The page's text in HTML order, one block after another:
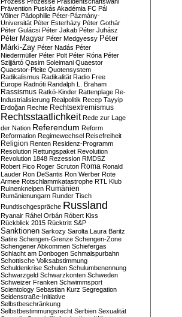
Prävention Puskás Akadémia FC Pál
Völner Pädophilie Péter-Pázmány-
Universität Péter Esterházy Péter Gothár
Péter Gulácsi Péter Jakab Péter Juhász
Péter Magyar Péter Medgyessy Péter
Márki-Zay Péter Nadás Péter
Niedermüller Péter Polt Péter Róna Péter
Szijjártó Qasim Soleimani Quaestor
Quaestor-Pleite Quotensystem
Radikalismus Radikalität Radio Free
Europe Radnóti Randalph L. Braham
Rassismus Ratkó-Kinder Rattenplage Re-
Industrialisierung Realpolitik Recep Tayyip
Erdoğan Rechte Rechtsextremismus
Rechtsstaatlichkeit Rede zur Lage
der Nation Referendum Reform
Reformation Regimewechsel Reisefreiheit
Religion Renten Residenz-Programm
Resolution Rettungspaket Revolution
Revolution 1848 Rezession RMDSZ
Robert Fico Roger Scruton Roma Ronald
Lauder Ron DeSantis Ron Werber Rote
Armee Rotschlammkatastrophe RTL Klub
Ruinenkneipen Rumänien
Rumänienungarn Runder Tisch
Rundtischgespräche Russland
Ryanair Ráhel Orbán Róbert Kiss
Rückblick 2015 Rücktritt S&P
Sanktionen Sarkozy Sarolta Laura Baritz
Satire Schengen-Grenze Schengen-Zone
Schengener Abkommen Schiefergas
Schlacht am Donbogen Schmalspurbahn
Schottische Volksabstimmung
Schuldenkrise Schulen Schulumbenennung
Schwarzgeld Schwarzkonten Schweden
Schweizer Franken Schwimmsport
Scientology Sebastian Kurz Segregation
Seidenstraße-Initiative
Selbstbeschränkung
Selbstbestimmungsrecht Serbien Sexualität